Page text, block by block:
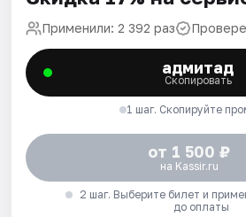
Применили: 2 392 раз
адмитад
Скопировать
1 шаг. Скопируйте
от 1 500 ₽
на Kassir.ru
2 шаг. Выберите билет и
до оплаты